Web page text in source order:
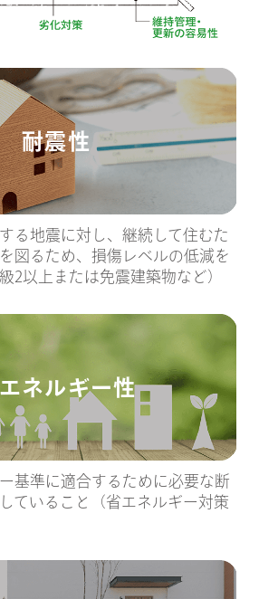
耐震性
る地震に対し、継続して住むた
図るため、損傷レベルの低減を
2以上または免震建築物など）
ネルギー性
基準に適合するために必要な断
ていること（省エネルギー対策